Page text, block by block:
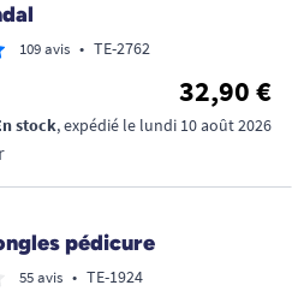
109 avis • TE-2762
32,90 €
stock, expédié le lundi 10 août 2026
pédicure
55 avis • TE-1924